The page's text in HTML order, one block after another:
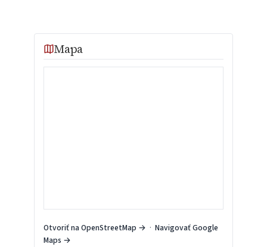
Mapa
Otvoriť na OpenStreetMap → · Navigovať Google
Maps →